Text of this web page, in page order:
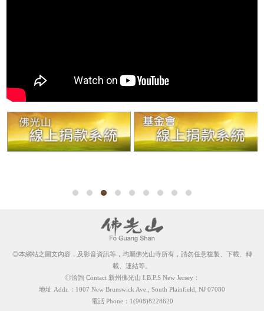
◎本網站之圖文內容，及影音資訊等，均屬佛光山寺所有，請勿任意複製、下載、轉
載、連結等。
◎洽詢 Contact 新州佛光山 I.B.P.S New Jersey：
地址 Addr.：1007 New Brunswick Ave., South Plainfield, NJ 07080
電話 Phone：1(908)8228620